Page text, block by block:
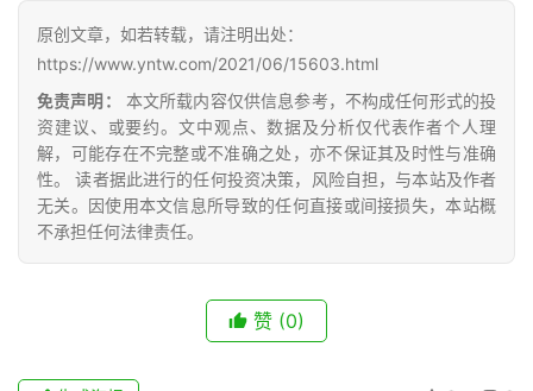
云
糖
网
公
众
号
原创文章，如若转载，请注明出处：
https://www.yntw.com/2021/06/15603.html
免责声明：
本文所载内容仅供信息参考，不构成任何形式的投
资建议、或要约。文中观点、数据及分析仅代表作者个人理
解，可能存在不完整或不准确之处，亦不保证其及时性与准确
性。 读者据此进行的任何投资决策，风险自担，与本站及作者
无关。因使用本文信息所导致的任何直接或间接损失，本站概
不承担任何法律责任。
赞 (0)